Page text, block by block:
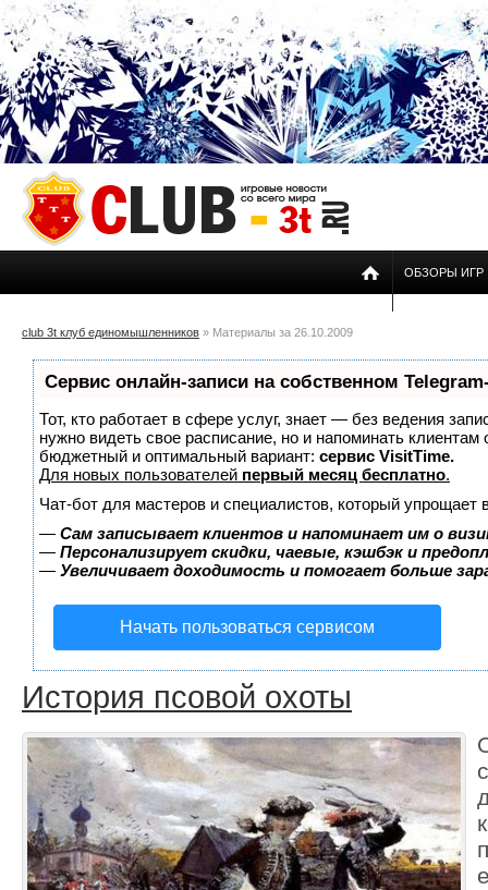
ОБЗОРЫ ИГР
club 3t клуб единомышленников » Материалы за 26.10.2009
Сервис онлайн-записи на собственном
Тот, кто работает в сфере услуг, знает — без ведения
нужно видеть свое расписание, но и напоминать
бюджетный и оптимальный вариант: сервис VisitTime.
Для новых пользователей первый месяц бесплатно.
Чат-бот для мастеров и специалистов, который упрощает
— Сам записывает клиентов и напоминает им о
— Персонализирует скидки, чаевые, кэшбэк и
— Увеличивает доходимость и помогает больше
Начать пользоваться сервисом
История псовой охоты